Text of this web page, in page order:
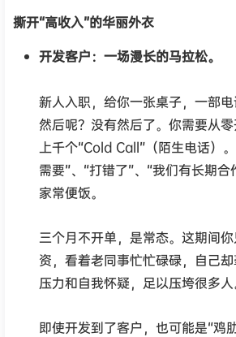
撕开“高收入”的华丽外衣
开发客户：一场漫长的马拉松。
新人入职，给你一张桌子，一部电
然后呢？没有然后了。你需要从
上千个“Cold Call”（陌生电话）
需要”、“打错了”、“我们有长期
家常便饭。
三个月不开单，是常态。这期间
资，看着老同事忙忙碌碌，自己
压力和自我怀疑，足以压垮很多人
即使开发到了客户，也可能是“鸡